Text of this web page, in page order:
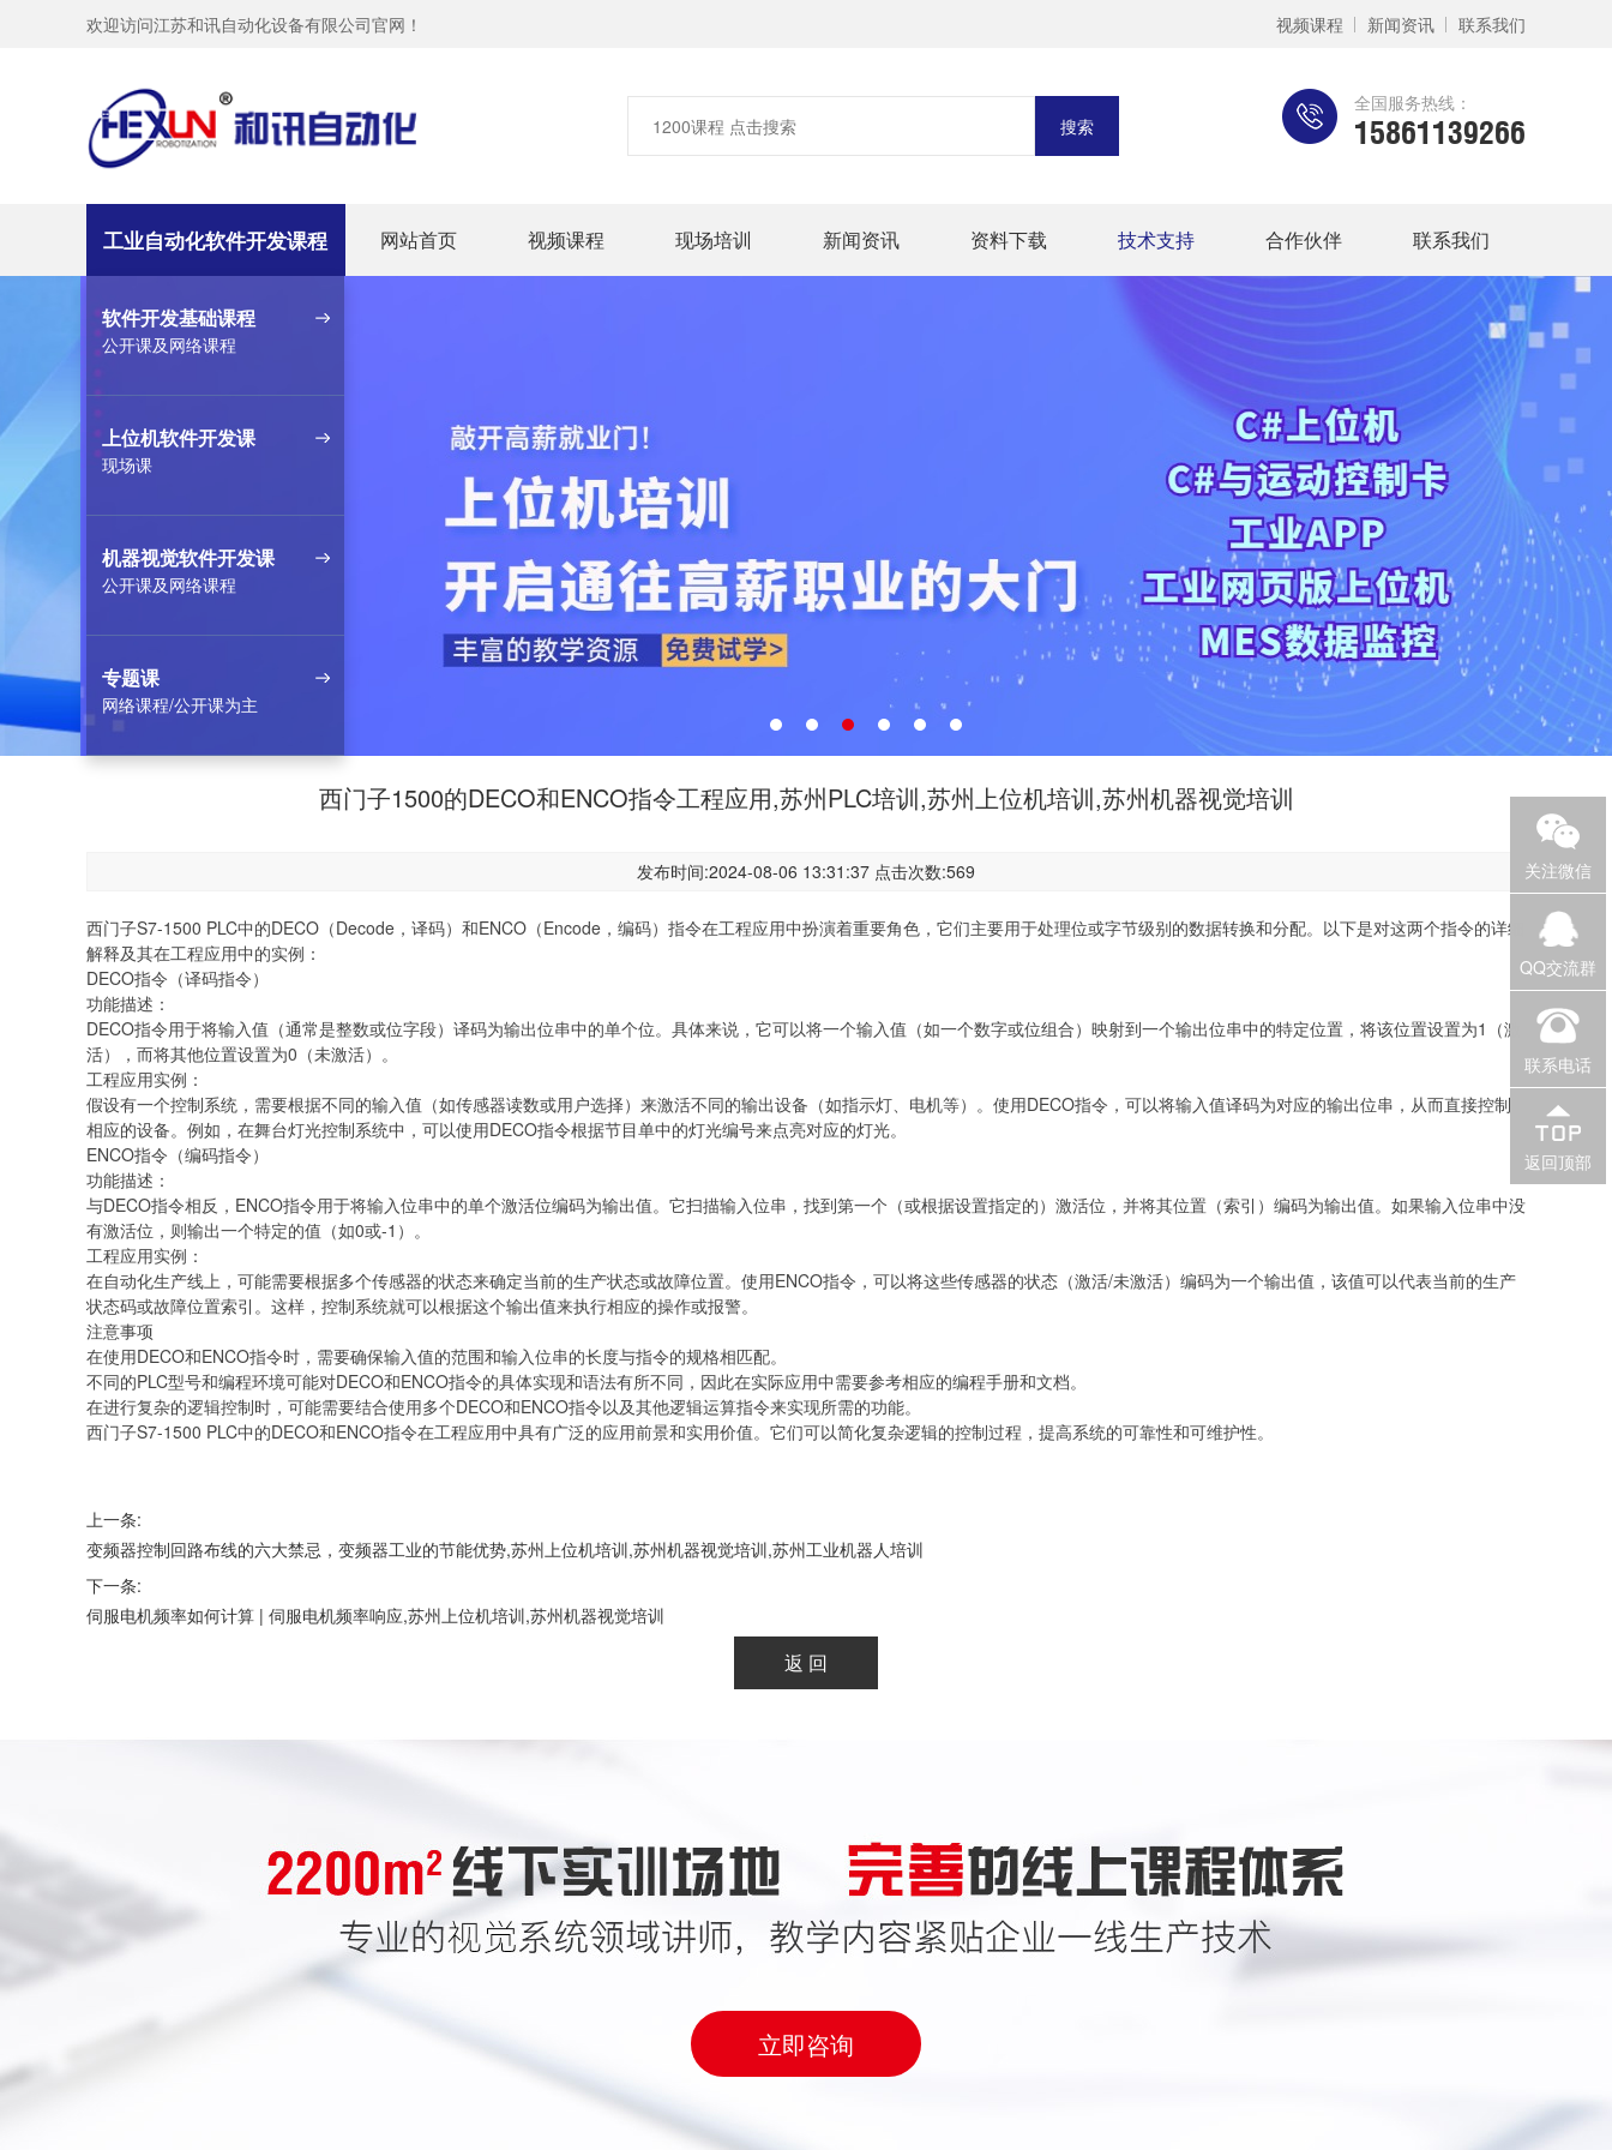
欢迎访问江苏和讯自动化设备有限公司官网！ 视频课程 新闻资讯 联系我们
全国服务热线：
15861139266
工业自动化软件开发课程
软件开发基础课程
公开课及网络课程
上位机软件开发课
现场课
机器视觉软件开发课
公开课及网络课程
专题课
网络课程/公开课为主
网站首页 视频课程 现场培训 新闻资讯 资料下载 技术支持 合作伙伴 联系我们
西门子1500的DECO和ENCO指令工程应用,苏州PLC培训,苏州上位机培训,苏州机器视觉培训
发布时间:2024-08-06 13:31:37 点击次数:569
西门子S7-1500 PLC中的DECO（Decode，译码）和ENCO（Encode，编码）指令在工程应用中扮演着重要角色，它们主要用于处理位或字节级别的数据转换和分配。以下是对这两个指令的详细
解释及其在工程应用中的实例：
DECO指令（译码指令）
功能描述：
DECO指令用于将输入值（通常是整数或位字段）译码为输出位串中的单个位。具体来说，它可以将一个输入值（如一个数字或位组合）映射到一个输出位串中的特定位置，将该位置设置为1（激
活），而将其他位置设置为0（未激活）。
工程应用实例：
假设有一个控制系统，需要根据不同的输入值（如传感器读数或用户选择）来激活不同的输出设备（如指示灯、电机等）。使用DECO指令，可以将输入值译码为对应的输出位串，从而直接控制
相应的设备。例如，在舞台灯光控制系统中，可以使用DECO指令根据节目单中的灯光编号来点亮对应的灯光。
ENCO指令（编码指令）
功能描述：
与DECO指令相反，ENCO指令用于将输入位串中的单个激活位编码为输出值。它扫描输入位串，找到第一个（或根据设置指定的）激活位，并将其位置（索引）编码为输出值。如果输入位串中没
有激活位，则输出一个特定的值（如0或-1）。
工程应用实例：
在自动化生产线上，可能需要根据多个传感器的状态来确定当前的生产状态或故障位置。使用ENCO指令，可以将这些传感器的状态（激活/未激活）编码为一个输出值，该值可以代表当前的生产
状态码或故障位置索引。这样，控制系统就可以根据这个输出值来执行相应的操作或报警。
注意事项
在使用DECO和ENCO指令时，需要确保输入值的范围和输入位串的长度与指令的规格相匹配。
不同的PLC型号和编程环境可能对DECO和ENCO指令的具体实现和语法有所不同，因此在实际应用中需要参考相应的编程手册和文档。
在进行复杂的逻辑控制时，可能需要结合使用多个DECO和ENCO指令以及其他逻辑运算指令来实现所需的功能。
西门子S7-1500 PLC中的DECO和ENCO指令在工程应用中具有广泛的应用前景和实用价值。它们可以简化复杂逻辑的控制过程，提高系统的可靠性和可维护性。
上一条:
变频器控制回路布线的六大禁忌，变频器工业的节能优势,苏州上位机培训,苏州机器视觉培训,苏州工业机器人培训
下一条:
伺服电机频率如何计算 | 伺服电机频率响应,苏州上位机培训,苏州机器视觉培训
立即咨询
关注微信
QQ交流群
联系电话
返回顶部